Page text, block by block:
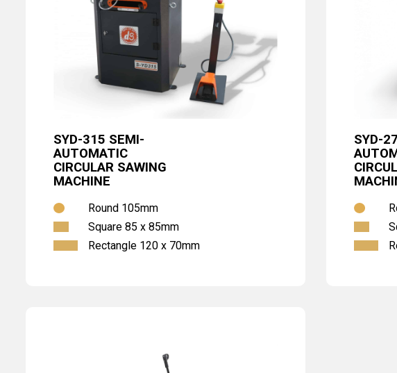
SYD-315 SEMI-
AUTOMATIC
CIRCULAR SAWING
MACHINE
Round 105mm
Square 85 x 85mm
Rectangle 120 x 70mm
SYD-